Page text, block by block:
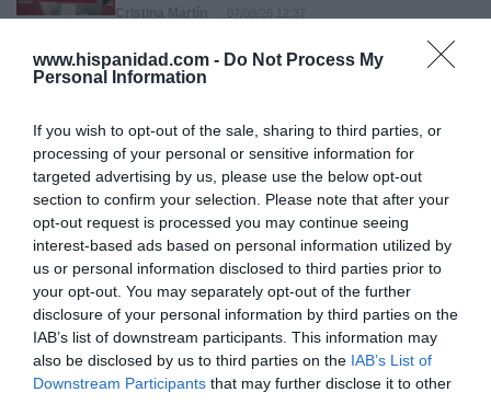
www.hispanidad.com - Do Not Process My
Personal Information
If you wish to opt-out of the sale, sharing to third parties, or
processing of your personal or sensitive information for
targeted advertising by us, please use the below opt-out
section to confirm your selection. Please note that after your
opt-out request is processed you may continue seeing
interest-based ads based on personal information utilized by
us or personal information disclosed to third parties prior to
your opt-out. You may separately opt-out of the further
disclosure of your personal information by third parties on the
IAB’s list of downstream participants. This information may
also be disclosed by us to third parties on the IAB’s List of
Downstream Participants that may further disclose it to other
Ataque cristianófobo en la muy ‘woke’ ciudad
de Nueva York: destrozan una imagen de la
Redacción 07/08/26 11:46
Marcelo Gullo: “El trabajo de desmitificar la
historia, de poner la verdadera, de
desmontar la falsificación, es un trabajo
cristiano"
por Hispanidad
Artículos anteriores